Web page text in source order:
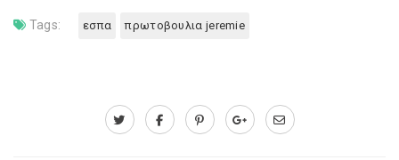
Tags: εσπα πρωτοβουλια jeremie